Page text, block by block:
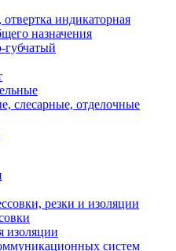
индикаторная
назначения
слесарные, отделочные
резки и изоляции
изоляции
систем